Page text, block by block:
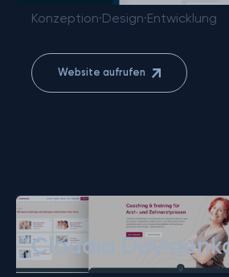
Konzeption·Design·Entwicklung
Website aufrufen
Claudia Davidenko